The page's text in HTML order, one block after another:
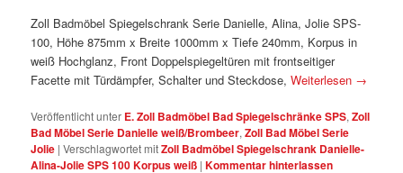
Zoll Badmöbel Spiegelschrank Serie Danielle, Alina, Jolie SPS-
100, Höhe 875mm x Breite 1000mm x Tiefe 240mm, Korpus in
weiß Hochglanz, Front Doppelspiegeltüren mit frontseitiger
Facette mit Türdämpfer, Schalter und Steckdose,Weiterlesen →
Veröffentlicht unter E. Zoll Badmöbel Bad Spiegelschränke SPS,Zoll
Bad Möbel Serie Danielle weiß/Brombeer,Zoll Bad Möbel Serie
Jolie |Verschlagwortet mitZoll Badmöbel Spiegelschrank Danielle-
Alina-Jolie SPS 100 Korpus weiß |Kommentar hinterlassen